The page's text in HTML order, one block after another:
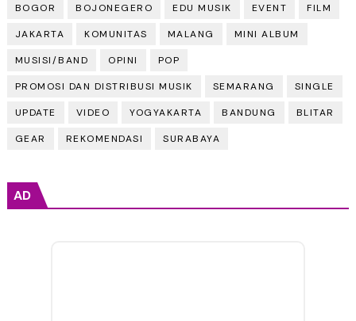
BOGOR BOJONEGERO EDU MUSIK EVENT FILM
JAKARTA KOMUNITAS MALANG MINI ALBUM
MUSISI/BAND OPINI POP
PROMOSI DAN DISTRIBUSI MUSIK SEMARANG SINGLE
UPDATE VIDEO YOGYAKARTA BANDUNG BLITAR
GEAR REKOMENDASI SURABAYA
AD